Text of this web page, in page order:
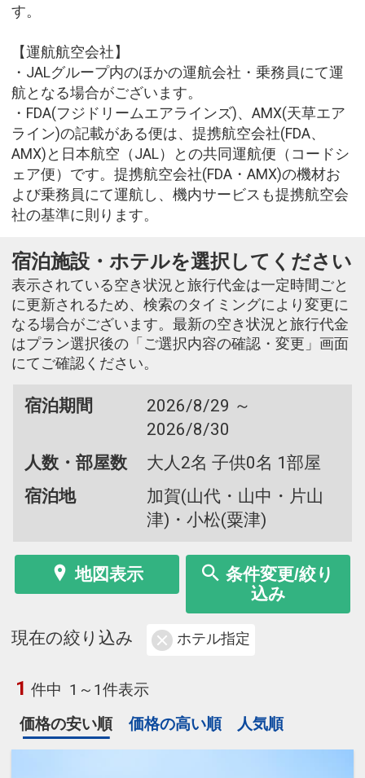
す。
【運航航空会社】
・JALグループ内のほかの運航会社・乗務員にて運
航となる場合がございます。
・FDA(フジドリームエアラインズ)、AMX(天草エア
ライン)の記載がある便は、提携航空会社(FDA、
AMX)と日本航空（JAL）との共同運航便（コードシ
ェア便）です。提携航空会社(FDA・AMX)の機材お
よび乗務員にて運航し、機内サービスも提携航空会
社の基準に則ります。
宿泊施設・ホテルを選択してください
表示されている空き状況と旅行代金は一定時間ごと
に更新されるため、検索のタイミングにより変更に
なる場合がございます。最新の空き状況と旅行代金
はプラン選択後の「ご選択内容の確認・変更」画面
にてご確認ください。
宿泊期間
2026/8/29 ～
2026/8/30
人数・部屋数
大人2名 子供0名 1部屋
宿泊地
加賀(山代・山中・片山
津)・小松(粟津)
地図表示
条件変更/絞り
込み
現在の絞り込み ホテル指定
1 件中 1～1件表示
価格の安い順
価格の高い順 人気順